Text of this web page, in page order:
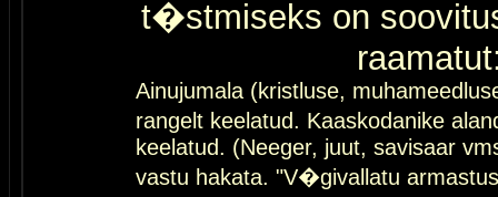
t�stmiseks on
Ainujumala (kristluse,
rangelt keelatud. Kaaskodanike
keelatud. (Neeger, juut, savisaar
vastu hakata. "V�givallatu